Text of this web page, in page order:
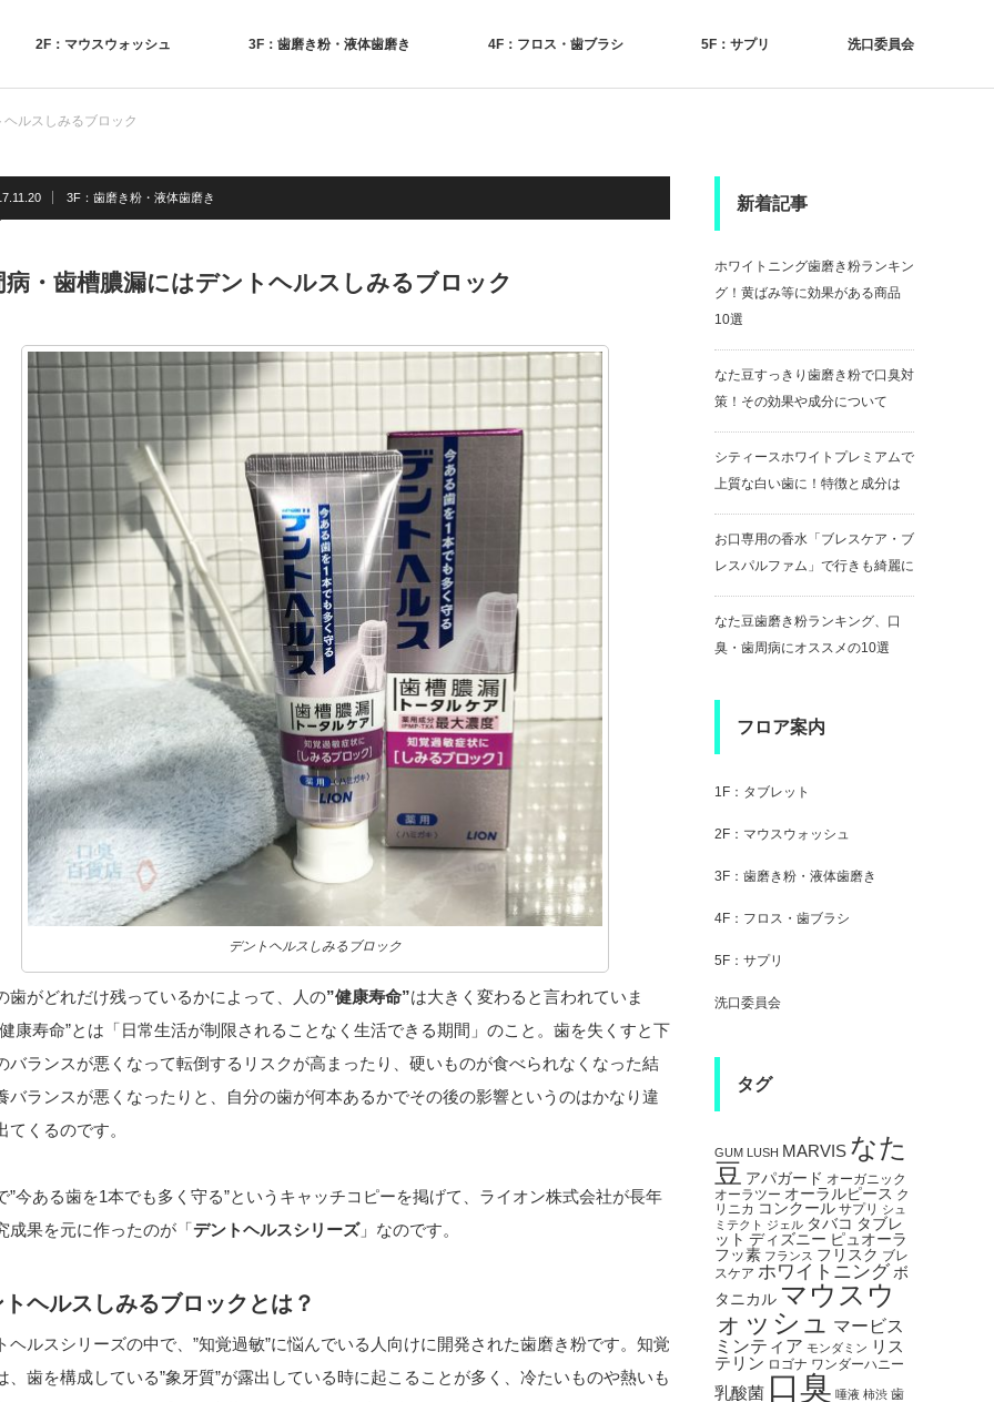
2F：マウスウォッシュ 3F：歯磨き粉・液体歯磨き 4F：フロス・歯ブラシ 5F：サプリ 洗口委員会
ルスしみるブロック
3F：歯磨き粉・液体歯磨き
病・歯槽膿漏にはデントヘルスしみるブロック
デントヘルスしみるブロック
歯がどれだけ残っているかによって、人の”健康寿命”は大きく変わると言われていま
康寿命”とは「日常生活が制限されることなく生活できる期間」のこと。歯を失くすと下
バランスが悪くなって転倒するリスクが高まったり、硬いものが食べられなくなった結
バランスが悪くなったりと、自分の歯が何本あるかでその後の影響というのはかなり違
てくるのです。
”今ある歯を1本でも多く守る”というキャッチコピーを掲げて、ライオン株式会社が長年
成果を元に作ったのが「デントヘルスシリーズ」なのです。
ヘルスしみるブロックとは？
ヘルスシリーズの中で、”知覚過敏”に悩んでいる人向けに開発された歯磨き粉です。知覚
、歯を構成している”象牙質”が露出している時に起こることが多く、冷たいものや熱いも
新着記事
ホワイトニング歯磨き粉ランキン
グ！黄ばみ等に効果がある商品
10選
なた豆すっきり歯磨き粉で口臭対
策！その効果や成分について
シティースホワイトプレミアムで
上質な白い歯に！特徴と成分は
お口専用の香水「ブレスケア・ブ
レスパルファム」で行きも綺麗に
なた豆歯磨き粉ランキング、口
臭・歯周病にオススメの10選
フロア案内
1F：タブレット
2F：マウスウォッシュ
3F：歯磨き粉・液体歯磨き
4F：フロス・歯ブラシ
5F：サプリ
洗口委員会
タグ
GUM LUSH MARVIS なた
豆 アパガード オーガニック
オーラツー オーラルピース ク
リニカ コンクール サプリ シュ
ミテクト ジェル タバコ タブレ
ット ディズニー ピュオーラ
フッ素 フランス フリスク ブレ
スケア ホワイトニング ボ
タニカル マウスウ
ォッシュ マービス
ミンティア モンダミン リス
テリン ロゴナ ワンダーハニー
乳酸菌 口臭 唾液 柿渋 歯